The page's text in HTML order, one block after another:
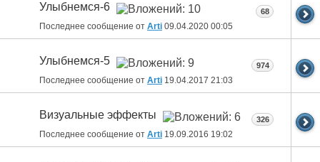
Улыбнемся-6
Последнее сообщение от Arti 09.04.2020 00:05
68
Улыбнемся-5
Последнее сообщение от Arti 19.04.2017 21:03
974
Визуальные эффекты
Последнее сообщение от Arti 19.09.2016 19:02
326